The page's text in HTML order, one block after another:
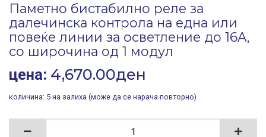
Паметно бистабилно реле за
далечинска контрола на една или
повеќе линии за осветление до 16A,
со широчина од 1 модул
цена: 4,670.00ден
количина: 5 на залиха (може да се нарача повторно)
Паметно бистабилно реле за далечинска